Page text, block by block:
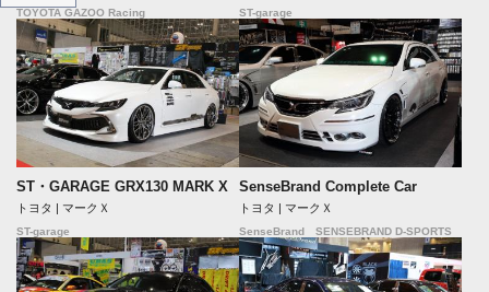
TOYOTA GAZOO Racing ST-garage
ST・GARAGE GRX130 MARK X
トヨタ | マークＸ
ST-garage
SenseBrand Complete Car
トヨタ | マークＸ
SenseBrand SENSEBRAND D-SPORTS